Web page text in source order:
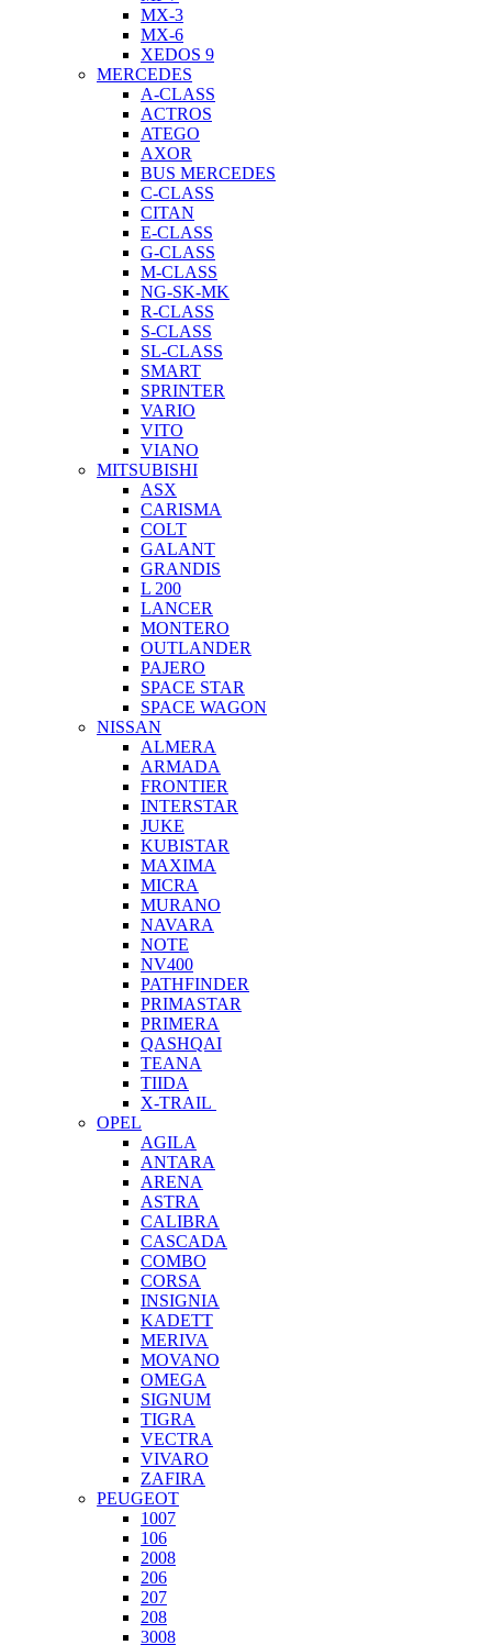
MX-3
MX-6
XEDOS 9
MERCEDES
A-CLASS
ACTROS
ATEGO
AXOR
BUS MERCEDES
C-CLASS
CITAN
E-CLASS
G-CLASS
M-CLASS
NG-SK-MK
R-CLASS
S-CLASS
SL-CLASS
SMART
SPRINTER
VARIO
VITO
VIANO
MITSUBISHI
ASX
CARISMA
COLT
GALANT
GRANDIS
L 200
LANCER
MONTERO
OUTLANDER
PAJERO
SPACE STAR
SPACE WAGON
NISSAN
ALMERA
ARMADA
FRONTIER
INTERSTAR
JUKE
KUBISTAR
MAXIMA
MICRA
MURANO
NAVARA
NOTE
NV400
PATHFINDER
PRIMASTAR
PRIMERA
QASHQAI
TEANA
TIIDA
X-TRAIL
OPEL
AGILA
ANTARA
ARENA
ASTRA
CALIBRA
CASCADA
COMBO
CORSA
INSIGNIA
KADETT
MERIVA
MOVANO
OMEGA
SIGNUM
TIGRA
VECTRA
VIVARO
ZAFIRA
PEUGEOT
1007
106
2008
206
207
208
3008